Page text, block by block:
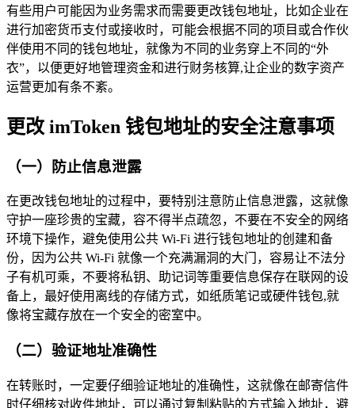
有些用户可能因为业务需求而需要更改钱包地址，比如企业在
进行加密货币支付或接收时，可能会根据不同的项目或合作伙
伴使用不同的钱包地址，就像为不同的业务穿上不同的“外
衣”，以便更好地管理资金和进行财务核算,让企业的数字资产
运营更加有条不紊。
更改 imToken 钱包地址的安全注意事项
（一）防止信息泄露
在更改钱包地址的过程中，要特别注意防止信息泄露，这就像
守护一座珍贵的宝藏，容不得半点疏忽，不要在不安全的网络
环境下操作，避免使用公共 Wi-Fi 进行钱包地址的创建和备
份，因为公共 Wi-Fi 就像一个充满漏洞的大门，容易让不法分
子有机可乘，不要将私钥、助记词等重要信息保存在联网的设
备上，最好使用离线的存储方式，如纸质笔记或硬件钱包,就
像将宝藏存放在一个安全的密室中。
（二）验证地址准确性
在转账时，一定要仔细验证地址的准确性，这就像在邮寄信件
时仔细核对收件地址，可以通过复制粘贴的方式输入地址，避